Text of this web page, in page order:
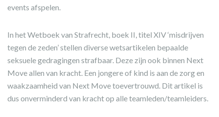
events afspelen.
In het Wetboek van Strafrecht, boek II, titel XIV ‘misdrijven
tegen de zeden’ stellen diverse wetsartikelen bepaalde
seksuele gedragingen strafbaar. Deze zijn ook binnen Next
Move allen van kracht. Een jongere of kind is aan de zorg en
waakzaamheid van Next Move toevertrouwd. Dit artikel is
dus onverminderd van kracht op alle teamleden/teamleiders.